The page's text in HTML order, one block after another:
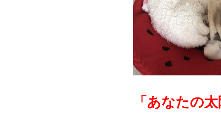
「あなたの